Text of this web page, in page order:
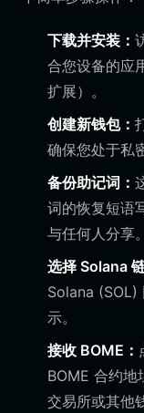
下载并安装：
合您设备的应
扩展）。
创建新钱包：
确保您处于私
备份助记词：
词的恢复短语
与任何人分享。
选择 Solana 链
Solana (SOL)
示。
接收 BOME：
BOME 合约地
交易所或其他